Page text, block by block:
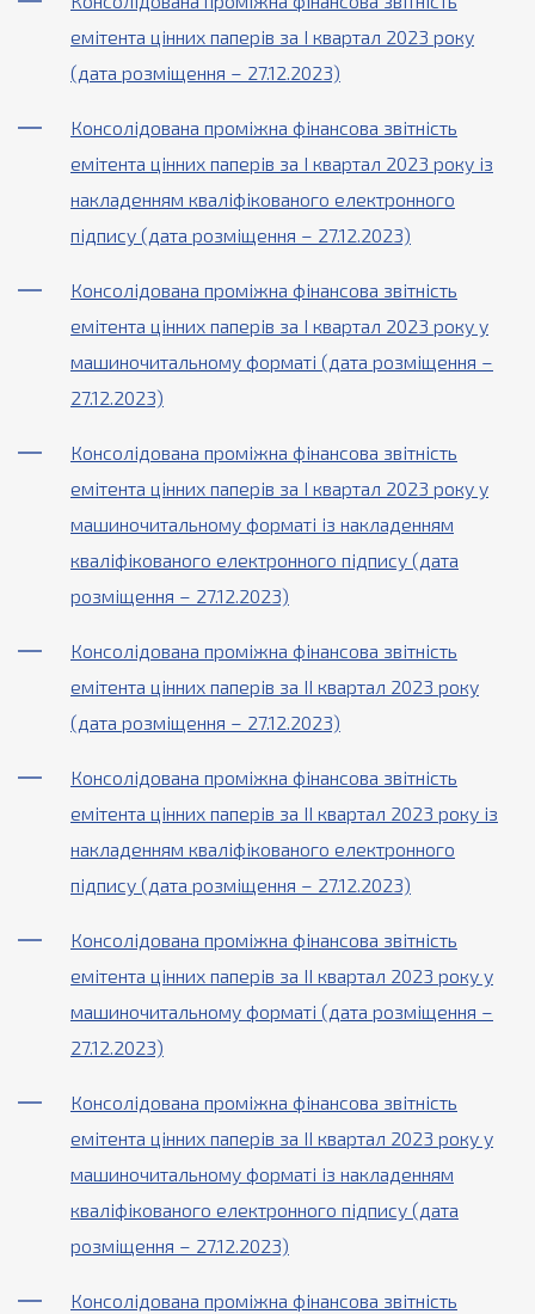
емітента цінних паперів за І квартал 2023 року
(дата розміщення – 27.12.2023)
Консолідована проміжна фінансова звітність
емітента цінних паперів за І квартал 2023 року із
накладенням кваліфікованого електронного
підпису (дата розміщення – 27.12.2023)
Консолідована проміжна фінансова звітність
емітента цінних паперів за І квартал 2023 року у
машиночитальному форматі (дата розміщення –
27.12.2023)
Консолідована проміжна фінансова звітність
емітента цінних паперів за І квартал 2023 року у
машиночитальному форматі із накладенням
кваліфікованого електронного підпису (дата
розміщення – 27.12.2023)
Консолідована проміжна фінансова звітність
емітента цінних паперів за ІІ квартал 2023 року
(дата розміщення – 27.12.2023)
Консолідована проміжна фінансова звітність
емітента цінних паперів за ІІ квартал 2023 року із
накладенням кваліфікованого електронного
підпису (дата розміщення – 27.12.2023)
Консолідована проміжна фінансова звітність
емітента цінних паперів за ІІ квартал 2023 року у
машиночитальному форматі (дата розміщення –
27.12.2023)
Консолідована проміжна фінансова звітність
емітента цінних паперів за ІІ квартал 2023 року у
машиночитальному форматі із накладенням
кваліфікованого електронного підпису (дата
розміщення – 27.12.2023)
Консолідована проміжна фінансова звітність